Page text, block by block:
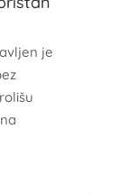
je